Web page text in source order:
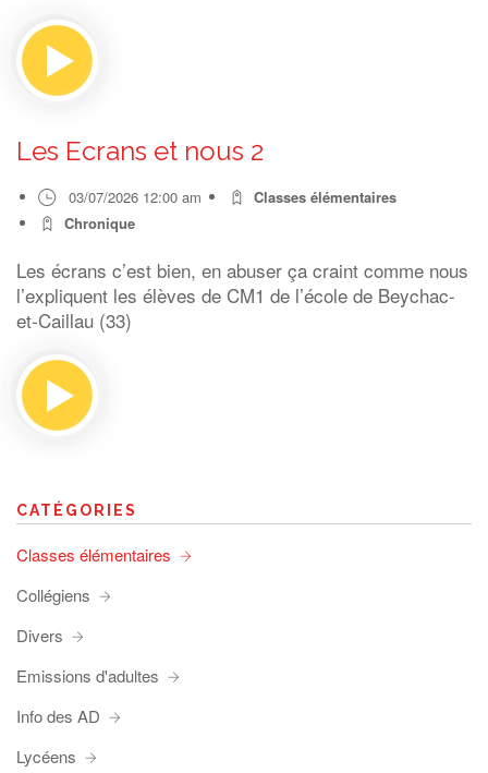
Les Ecrans et nous 2
03/07/2026 12:00 am
Classes élémentaires
Chronique
Les écrans c’est bien, en abuser ça craint comme nous
l’expliquent les élèves de CM1 de l’école de Beychac-
et-Caillau (33)
CATÉGORIES
Classes élémentaires
Collégiens
Divers
Emissions d'adultes
Info des AD
Lycéens